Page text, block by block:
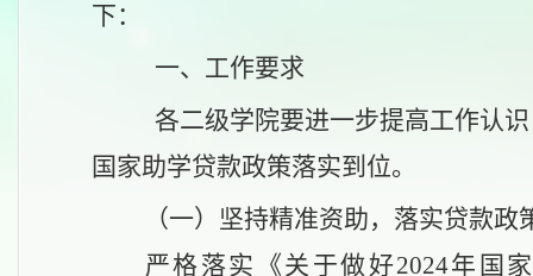
下：
一、 工作要求
各二级学院要进一步提高工作认
国家助学贷款政策落实到位。
（一） 坚持精准资助，落实贷款政
严格落实《关于做好2024年国